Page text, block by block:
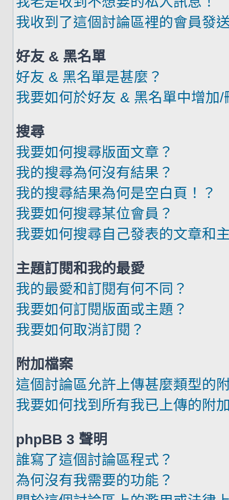
我收到了這個討論區裡的會員發
好友 & 黑名單
好友 & 黑名單是甚麼？
我要如何於好友 & 黑名單中增加/
搜尋
我要如何搜尋版面文章？
我的搜尋為何沒有結果？
我的搜尋結果為何是空白頁！？
我要如何搜尋某位會員？
我要如何搜尋自己發表的文章和
主題訂閱和我的最愛
我的最愛和訂閱有何不同？
我要如何訂閱版面或主題？
我要如何取消訂閱？
附加檔案
這個討論區允許上傳甚麼類型的
我要如何找到所有我已上傳的附
phpBB 3 聲明
誰寫了這個討論區程式？
為何沒有我需要的功能？